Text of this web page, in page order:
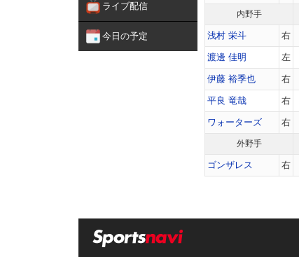
ライブ配信
今日の予定
内野手
浅村 栄斗 右
渡邊 佳明 左
伊藤 裕季也 右
平良 竜哉 右
ワォーターズ 右
外野手
ゴンザレス 右